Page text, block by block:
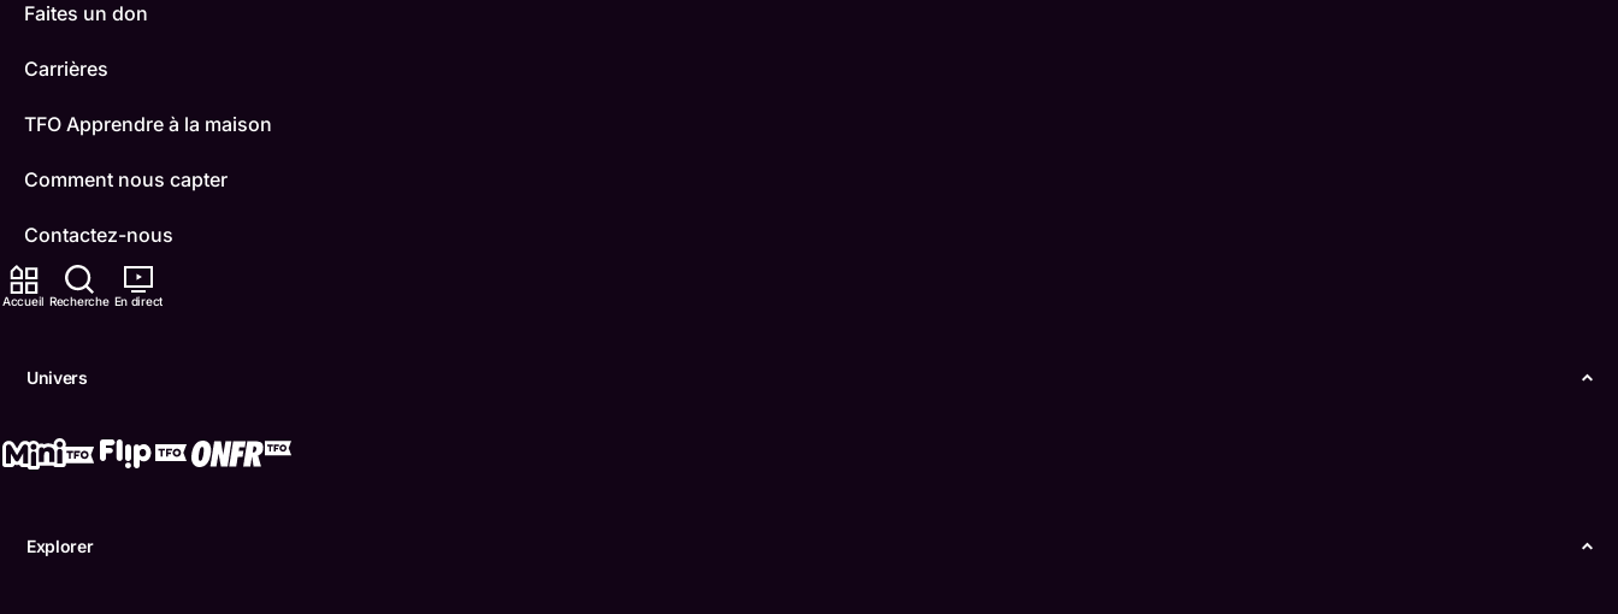
Accueil Recherche En direct
Univers
Explorer
Faites un don
Carrières
TFO Apprendre à la maison
Comment nous capter
Contactez-nous
ONFR
Conditions d'utilisation